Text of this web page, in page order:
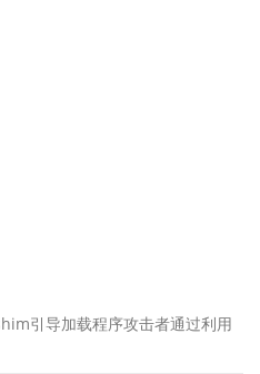
引导加载程序攻击者通过利用